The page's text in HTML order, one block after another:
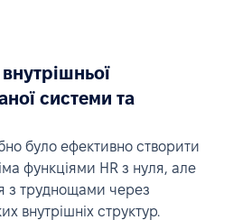
внутрішньої
системи та
було ефективно створити
функціями HR з нуля, але
з труднощами через
внутрішніх структур.